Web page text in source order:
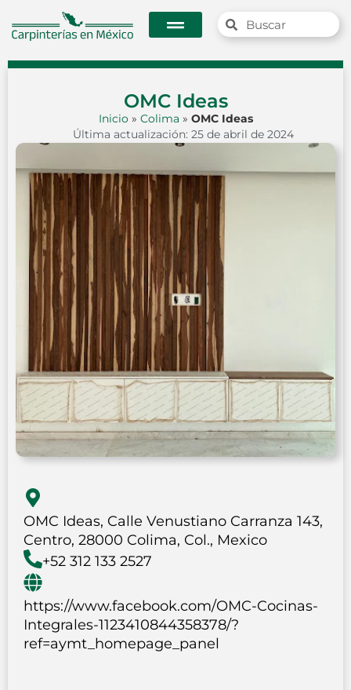
OMC Ideas
Inicio» Colima » OMC Ideas
Última actualización: 25 de abril de 2024
OMC Ideas, Calle Venustiano Carranza 143,
Centro, 28000 Colima, Col., Mexico
+52 312 133 2527
https://www.facebook.com/OMC-Cocinas-
Integrales-1123410844358378/?
ref=aymt_homepage_panel